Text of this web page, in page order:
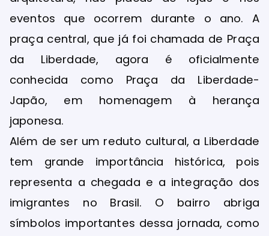
eventos que ocorrem durante o ano. A
praça central, que já foi chamada de Praça
da Liberdade, agora é oficialmente
conhecida como Praça da Liberdade-
Japão, em homenagem à herança
japonesa.
Além de ser um reduto cultural, a Liberdade
tem grande importância histórica, pois
representa a chegada e a integração dos
imigrantes no Brasil. O bairro abriga
símbolos importantes dessa jornada, como